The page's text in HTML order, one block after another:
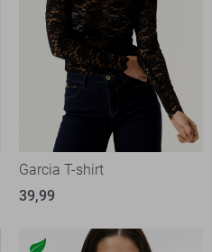
Garcia T-shirt
39,99